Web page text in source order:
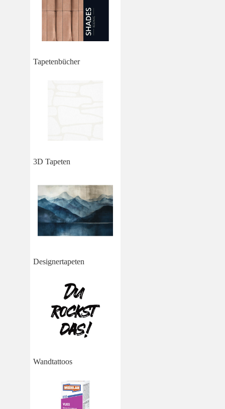
Tapetenbücher
3D Tapeten
Designertapeten
Wandtattoos